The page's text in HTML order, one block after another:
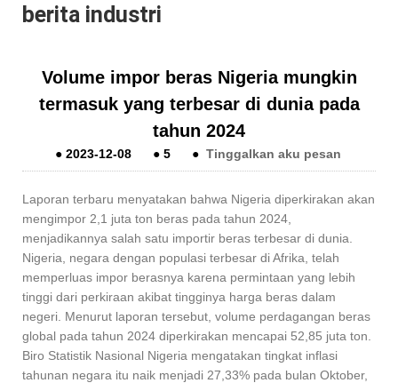
berita industri
Volume impor beras Nigeria mungkin
termasuk yang terbesar di dunia pada
tahun 2024
●2023-12-08 ●5 ● Tinggalkan aku pesan
Laporan terbaru menyatakan bahwa Nigeria diperkirakan akan
mengimpor 2,1 juta ton beras pada tahun 2024,
menjadikannya salah satu importir beras terbesar di dunia.
Nigeria, negara dengan populasi terbesar di Afrika, telah
memperluas impor berasnya karena permintaan yang lebih
tinggi dari perkiraan akibat tingginya harga beras dalam
negeri. Menurut laporan tersebut, volume perdagangan beras
global pada tahun 2024 diperkirakan mencapai 52,85 juta ton.
Biro Statistik Nasional Nigeria mengatakan tingkat inflasi
tahunan negara itu naik menjadi 27,33% pada bulan Oktober,